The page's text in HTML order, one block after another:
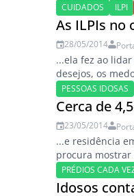
CUIDADOS ILPI
As ILPIs no
28/05/2014
...ela fez ao
desejos, os
PESSOAS IDOSAS
Cerca de
23/05/2014
...e residência
procura mostrar
PRÉDIOS CADA
Idosos